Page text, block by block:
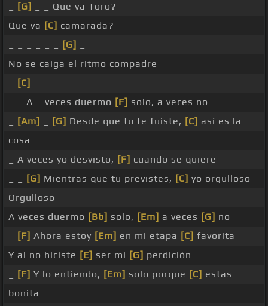
[G]
_ _ Que va Toro?
Que va [C] camarada?
[G]
No se caiga el ritmo compadre
[C]
_ _ A _ veces duermo [F] solo, a veces no
[Am] [G] Desde que tu te fuiste, [C] así es la
cosa
_ A veces yo desvisto, [F] cuando se quiere
[G] Mientras que tu previstes, [C] yo orgulloso
Orgulloso
A veces duermo [Bb] solo, [Em] a veces [G] no
[F] Ahora estoy [Em] en mi etapa [C] favorita
Y al no hiciste [E] ser mi [G] perdición
[F] Y lo entiendo, [Em] solo porque [C] estas
bonita